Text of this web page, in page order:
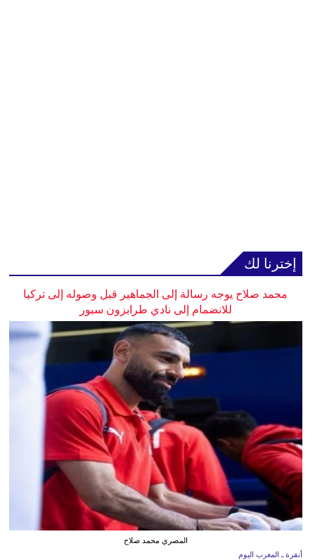
إخترنا لك
محمد صلاح يوجه رسالة إلى الجماهير قبل وصوله إلى تركيا
للانضمام إلى نادي طرابزون سبور
المصري محمد صلاح
أنقرة ـ المغرب اليوم